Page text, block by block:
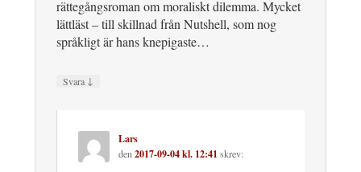
rättegångsroman om moraliskt dilemma. Mycket
lättläst – till skillnad från Nutshell, som nog
språkligt är hans knepigaste…
Svara ↓
Lars
den 2017-09-04 kl. 12:41 skrev: